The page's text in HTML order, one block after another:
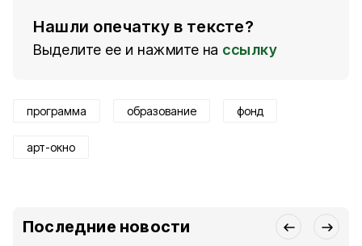
Нашли опечатку в тексте?
Выделите ее и нажмите на ссылку
программа образование фонд
арт-окно
Последние новости